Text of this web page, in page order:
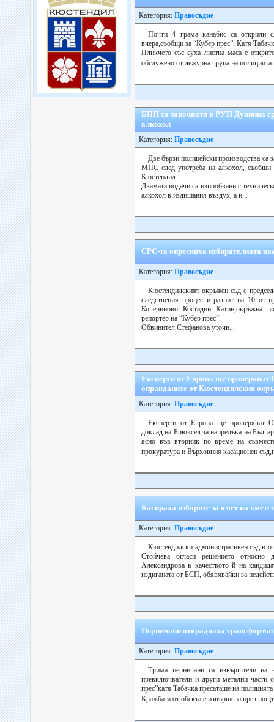
Категория: Правосъдие
Почти 4 грама канабис са открили
вчера,съобщи за “Кубер прес”, Катя
Пликчето със суха листна маса е
обслужено от дежурна група на
БПП са започнати в РУП Дупница
алкохол
Категория: Правосъдие
Две бързи полицейски производства
МПС след употреба на алкохол, съобщи
Кюстендил.
Двамата водачи са изпробвани с
алкохол в издишания въздух, а н...
СРС-та опресниха избирателната
Категория: Правосъдие
Кюстендилският окръжен съд с
следствения процес и разпит на 10 от
Кочериново Костадин Катин,окръжна
репортер на “Кубер прес”.
Обвинител Стефанова уточн...
Експерти от Европа ще
оправданите от Кюстендилския
Категория: Правосъдие
Експерти от Европа ще проверяват
доклад на Брюксел за напредъка на
ясно във вторник по време на
прокуратура и Върховния касационен
Касираха изборите за кмет на
Категория: Правосъдие
Кюстендилски административен съд в
Стойчева огласи решението
Александрова в качеството й на
издиганата от БСП, обявявайки за
Перничани откраднаха
Категория: Правосъдие
Трима перничани са извърштели на
превключватели и други метални части
прес”катя Табачка пресаташе на
Кражбата от обекта е извършена през